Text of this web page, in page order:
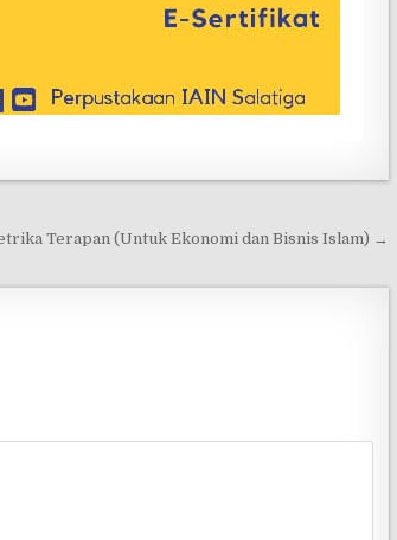
Terapan (Untuk Ekonomi dan Bisnis Islam) →